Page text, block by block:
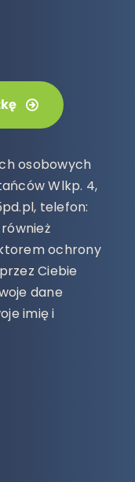
osobowych
Wlkp. 4,
telefon:
ochrony
Ciebie
dane
imię i